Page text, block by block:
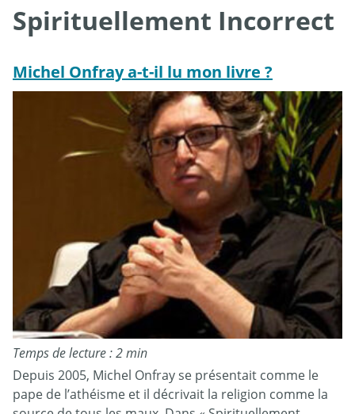
Spirituellement Incorrect
Michel Onfray a-t-il lu mon livre ?
Temps de lecture : 2 min
Depuis 2005, Michel Onfray se présentait comme le
pape de l’athéisme et il décrivait la religion comme la